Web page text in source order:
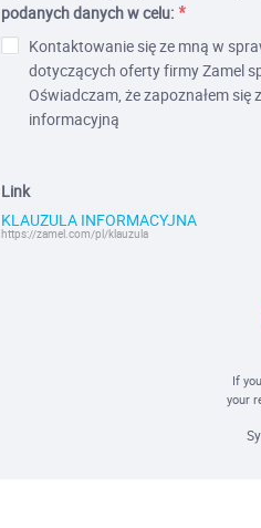
podanych danych w celu:
Kontaktowanie się ze mną w
dotyczących oferty firmy Zamel
Oświadczam, że zapoznałem się
informacyjną
Link
KLAUZULA INFORMACYJNA
https://zamel.com/pl/klauzula
If
your